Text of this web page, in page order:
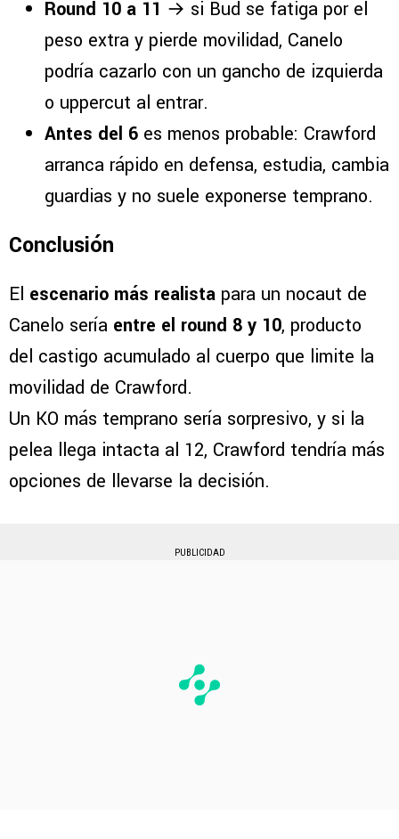
Round 10 a 11 → si Bud se fatiga por el
peso extra y pierde movilidad, Canelo
podría cazarlo con un gancho de izquierda
o uppercut al entrar.
Antes del 6 es menos probable: Crawford
arranca rápido en defensa, estudia, cambia
guardias y no suele exponerse temprano.
Conclusión
El escenario más realista para un nocaut de
Canelo sería entre el round 8 y 10, producto
del castigo acumulado al cuerpo que limite la
movilidad de Crawford.
Un KO más temprano sería sorpresivo, y si la
pelea llega intacta al 12, Crawford tendría más
opciones de llevarse la decisión.
PUBLICIDAD